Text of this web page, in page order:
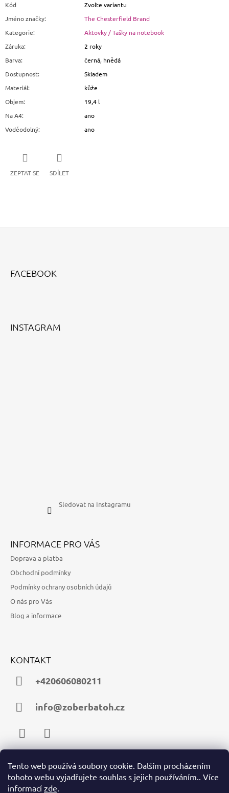
Tento web používá soubory cookie. Dalším procházením
tohoto webu vyjadřujete souhlas s jejich používáním.. Více
informací zde.
Kód
Zvolte variantu
Jméno značky:
The Chesterfield Brand
Kategorie:
Aktovky / Tašky na notebook
Záruka:
2 roky
Barva:
černá, hnědá
Dostupnost:
Skladem
Materiál:
kůže
Objem:
19,4 l
Na A4:
ano
Voděodolný: ano
ZEPTAT SE SDÍLET
FACEBOOK
INSTAGRAM
Sledovat na Instagramu
INFORMACE PRO VÁS
Doprava a platba
Obchodní podmínky
Podmínky ochrany osobních údajů
O nás pro Vás
Blog a informace
KONTAKT
+420606080211
info@zoberbatoh.cz
FacebookInstagram
PŘIJÍMÁME ONLINE PLATBY